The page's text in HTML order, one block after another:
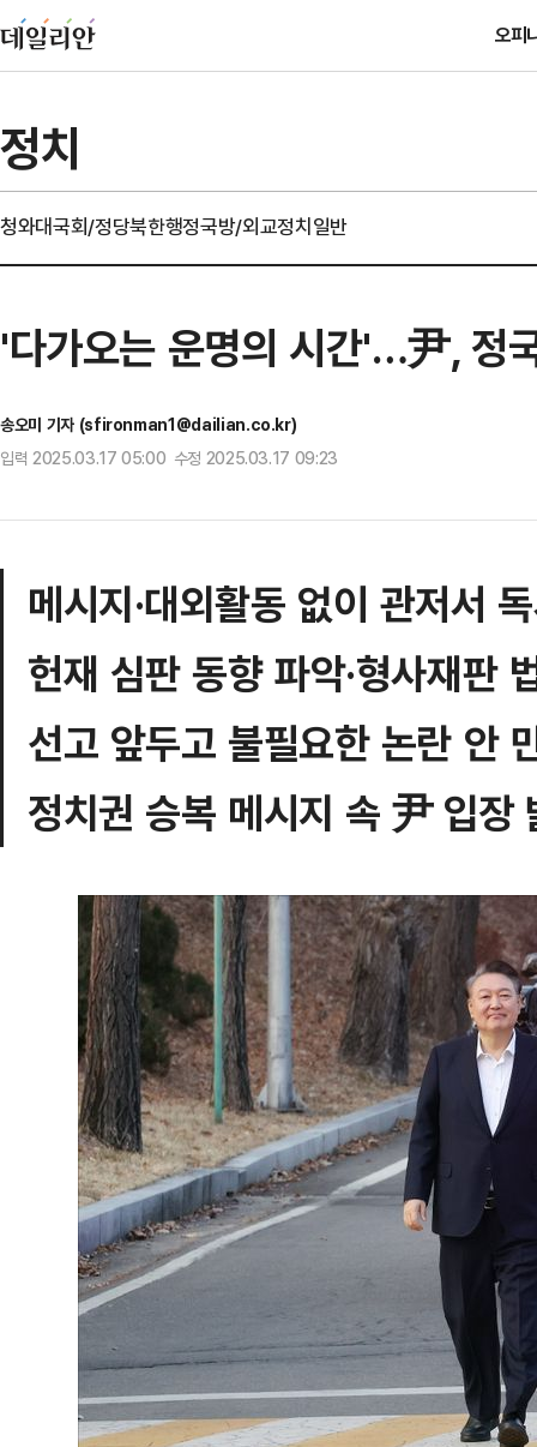
오피
정치
청와대국회/정당북한행정국방/외교정치일반
'다가오는 운명의 시간'…尹, 정
송오미 기자 (sfironman1@dailian.co.kr)
입력 2025.03.17 05:00 수정 2025.03.17 09:23
메시지·대외활동 없이 관저서
헌재 심판 동향 파악·형사재판
선고 앞두고 불필요한 논란 안
정치권 승복 메시지 속 尹 입장